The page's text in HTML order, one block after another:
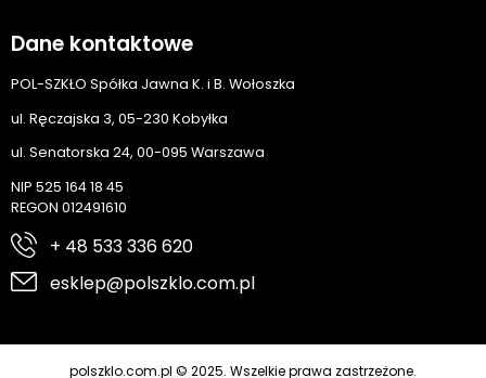
Dane kontaktowe
POL-SZKŁO Spółka Jawna K. i B. Wołoszka
ul. Ręczajska 3, 05-230 Kobyłka
ul. Senatorska 24, 00-095 Warszawa
NIP 525 164 18 45
REGON 012491610
+ 48 533 336 620
esklep@polszklo.com.pl
polszklo.com.pl © 2025. Wszelkie prawa zastrzeżone.